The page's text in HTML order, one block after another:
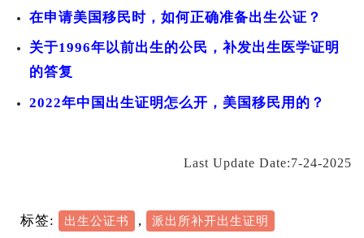
作单位人事
档案中的生
育记录
关系
或 1996 年
前无证者常
用
E. 科学检验
与个人旧证
鉴定报告；
方文件缺口
述文档或需
在申请美国移民时，如何正确准备出生公证？
关于1996年以前出生的公民，补发出生医学证明
的答复
2022年中国出生证明怎么开，美国移民用的？
Last Update Date:7-24-2025
标签: 出生公证书 , 派出所补开出生证明